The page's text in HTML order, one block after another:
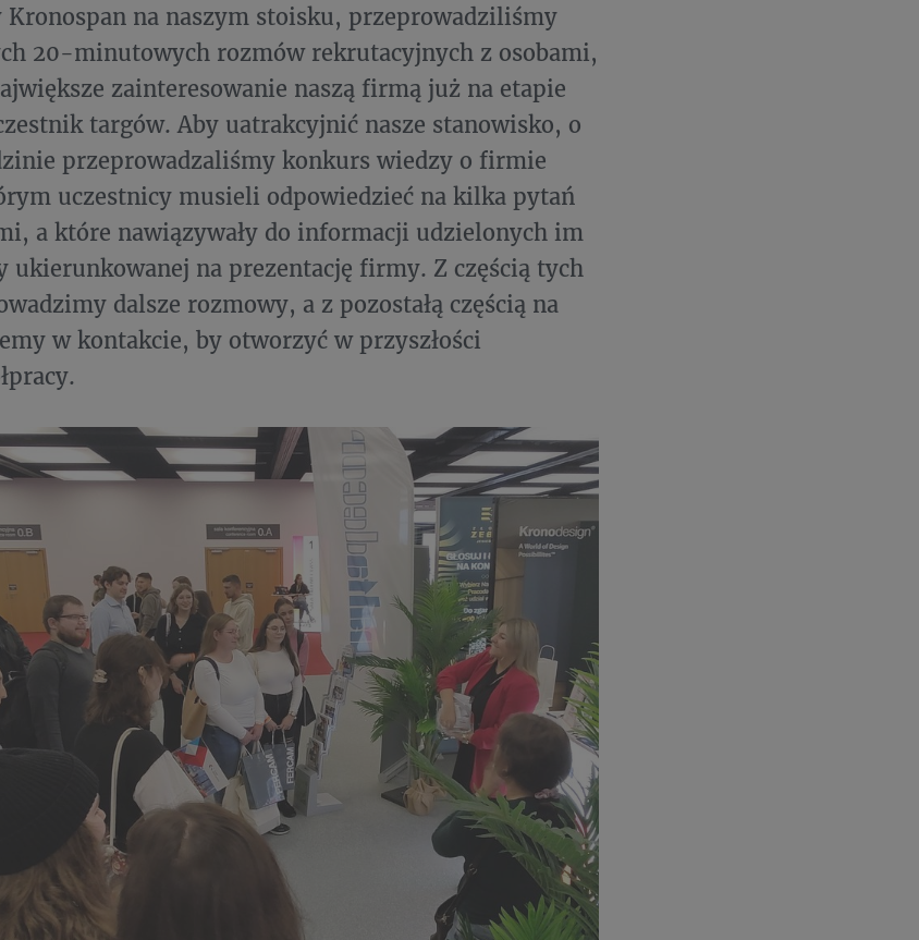
na naszym stoisku, przeprowadziliśmy
20-minutowych rozmów rekrutacyjnych z osobami,
zainteresowanie naszą firmą już na etapie
targów. Aby uatrakcyjnić nasze stanowisko, o
przeprowadzaliśmy konkurs wiedzy o firmie
uczestnicy musieli odpowiedzieć na kilka pytań
a które nawiązywały do informacji udzielonych im
ukierunkowanej na prezentację firmy. Z częścią tych
dalsze rozmowy, a z pozostałą częścią na
w kontakcie, by otworzyć w przyszłości